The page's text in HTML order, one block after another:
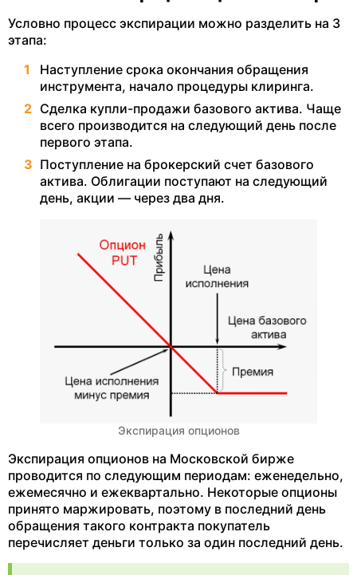
Условно процесс экспирации можно разделить на 3
этапа:
Наступление срока окончания обращения
инструмента, начало процедуры клиринга.
Сделка купли-продажи базового актива. Чаще
всего производится на следующий день после
первого этапа.
Поступление на брокерский счет базового
актива. Облигации поступают на следующий
день, акции — через два дня.
Экспирация опционов
Экспирация опционов на Московской бирже
проводится по следующим периодам: еженедельно,
ежемесячно и ежеквартально. Некоторые опционы
принято маржировать, поэтому в последний день
обращения такого контракта покупатель
перечисляет деньги только за один последний день.